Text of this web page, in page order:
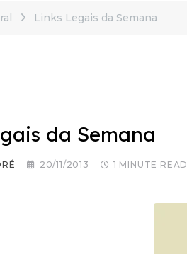
Links Legais da Semana
da Semana
20/11/2013 1 MINUTE READ